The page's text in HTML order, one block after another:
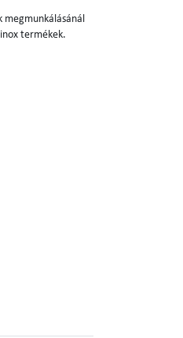
megmunkálásánál
termékek.